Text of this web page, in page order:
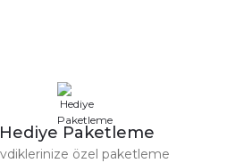
Hediye Paketleme
özel paketleme